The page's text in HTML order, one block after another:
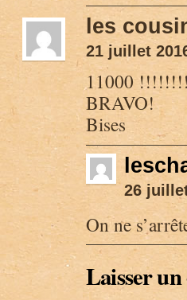
les
21 juillet
11000
BRAVO!
Bises
26
On ne
Laisser